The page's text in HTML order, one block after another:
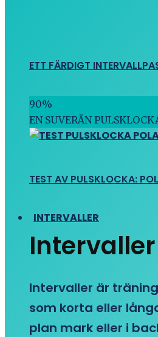
ETT FÄRDIGT
90%
EN SUVERÄN
TEST AV PULSKLOCKA:
INTERVALLER
Intervaller
Intervaller är
som korta eller
plan mark eller i